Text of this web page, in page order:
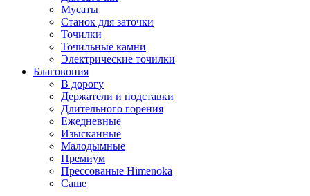
Мусаты
Станок для заточки
Точилки
Точильные камни
Электрические точилки
Благовония
В дорогу
Держатели и подставки
Длительного горения
Ежедневные
Изысканные
Малодымные
Премиум
Прессованые Himenoka
Саше